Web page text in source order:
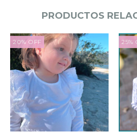
PRODUCTOS
20% OFF 25%